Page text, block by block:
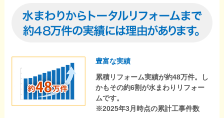
豊富な実績
累積リフォーム実績が約48万件。し
かもその約6割が水まわりリフォー
ムです。
※2025年3月時点の累計工事件数